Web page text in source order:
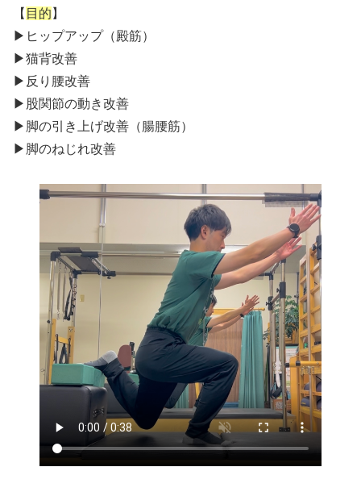
【 目的 】
▶︎ヒップアップ（殿筋）
▶︎猫背改善
▶︎反り腰改善
▶︎股関節の動き改善
▶︎脚の引き上げ改善（腸腰筋）
▶︎脚のねじれ改善